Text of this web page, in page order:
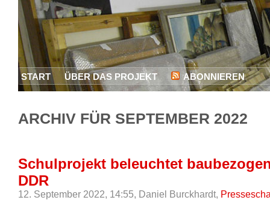
START ÜBER DAS PROJEKT ABONNIEREN
ARCHIV FÜR SEPTEMBER 2022
Schulprojekt beleuchtet
DDR
12. September 2022, 14:55, Daniel Burckhardt,